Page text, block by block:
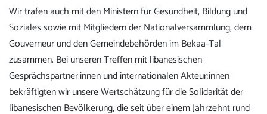
Wir trafen auch mit den Ministern für Gesundheit, Bildung und
Soziales sowie mit Mitgliedern der Nationalversammlung, dem
Gouverneur und den Gemeindebehörden im Bekaa-Tal
zusammen. Bei unseren Treffen mit libanesischen
Gesprächspartner:innen und internationalen Akteur:innen
bekräftigten wir unsere Wertschätzung für die Solidarität der
libanesischen Bevölkerung, die seit über einem Jahrzehnt rund